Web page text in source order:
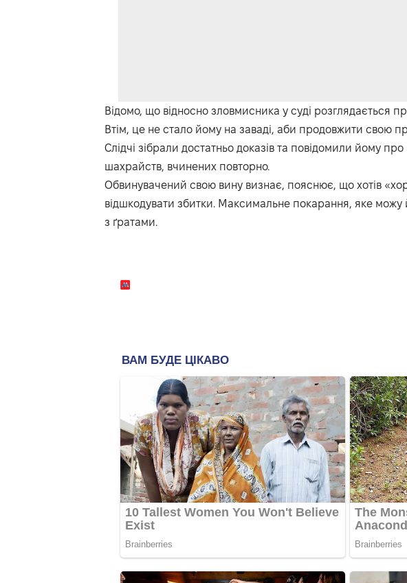
Відомо, що відносно зловмисника у суді розглядається
Втім, це не стало йому на заваді, аби продовжити свою
Слідчі зібрали достатньо доказів та повідомили йому
шахрайств, вчинених повторно.
Обвинувачений свою вину визнає, пояснює, що хотів
відшкодувати збитки. Максимальне покарання, яке можу
з ґратами.